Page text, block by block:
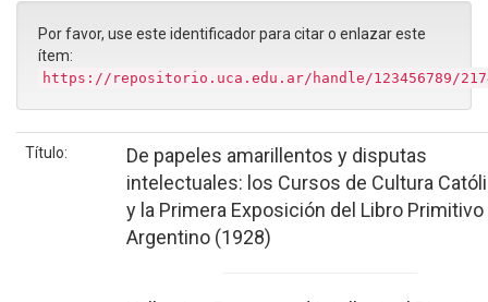
Por favor, use este identificador para citar o enlazar este
ítem:
https://repositorio.uca.edu.ar/handle/123456789/
Título:
De papeles amarillentos y disputas
intelectuales: los Cursos de Cultura
y la Primera Exposición del Libro Primitivo
Argentino (1928)